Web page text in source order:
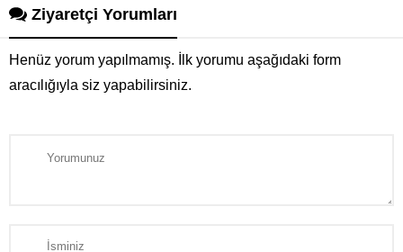
Ziyaretçi Yorumları
Henüz yorum yapılmamış. İlk yorumu aşağıdaki form
aracılığıyla siz yapabilirsiniz.